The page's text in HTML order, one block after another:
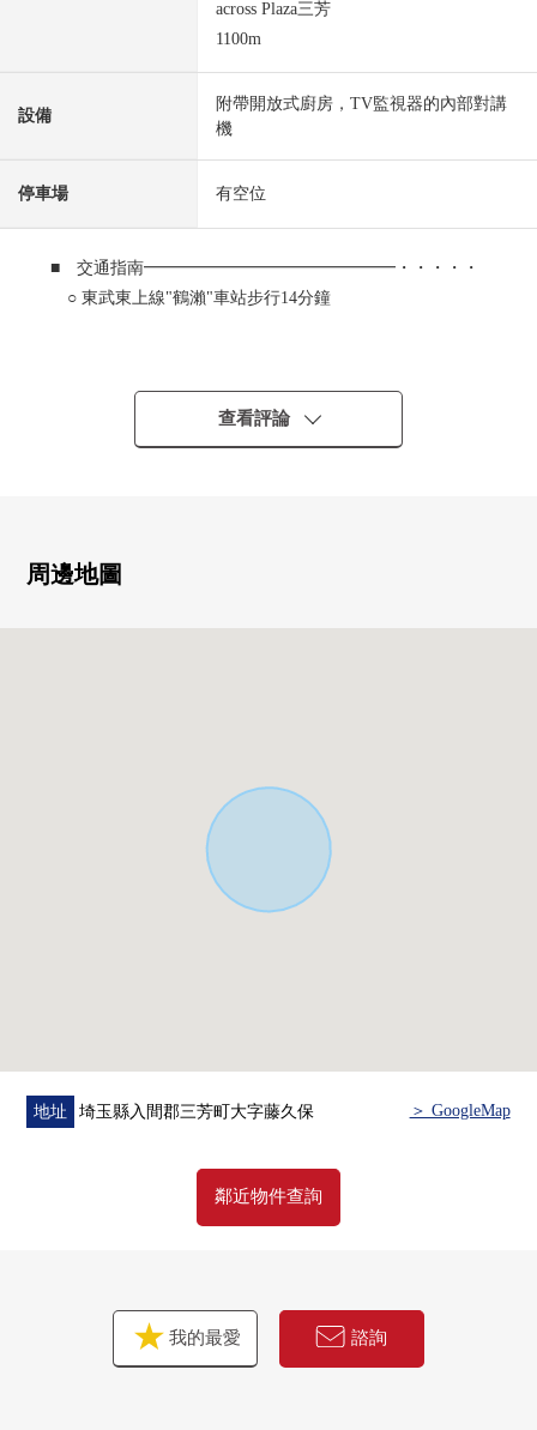
across Plaza三芳
1100m
設備
附帶開放式廚房，TV監視器的內部對講
機
停車場 有空位
■ 交通指南━━━━━━━━━━━━━━━・・・・・
○ 東武東上線"鶴瀨"車站步行14分鐘
■ 推薦重點━━━━━━━━━━━━━━━・・・・・
○ 位於"鶴瀨"車站步行範圍以內
○ 2025年9月築的新建透天房
○ 到購物設施、公園步行範圍以內
■ 周邊設施━━━━━━━━━━━━━━━・・・・・
○ 藤久保小學步行12分鐘(約900m)
○ 藤久保中學步行27分鐘(約2100m)
查看評論
周邊地圖
地址 埼玉縣入間郡三芳町大字藤久保 ＞ GoogleMap
鄰近物件查詢
我的最愛 諮詢